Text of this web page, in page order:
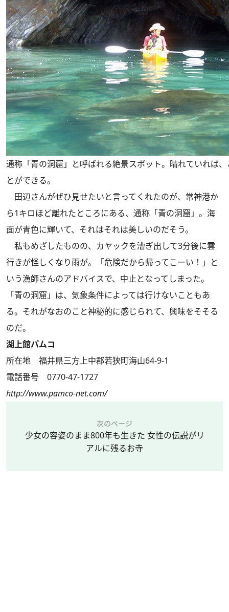
通称「青の洞窟」と呼ばれる絶景スポット。晴れていれば
とができる。
田辺さんがぜひ見せたいと言ってくれたのが、常神港か
ら1キロほど離れたところにある、通称「青の洞窟」。海
面が青色に輝いて、それはそれは美しいのだそう。
私もめざしたものの、カヤックを漕ぎ出して3分後に雲
行きが怪しくなり雨が。「危険だから帰ってこーい！」と
いう漁師さんのアドバイスで、中止となってしまった。
「青の洞窟」は、気象条件によっては行けないこともあ
る。それがなおのこと神秘的に感じられて、興味をそそる
のだ。
湖上館パムコ
所在地 福井県三方上中郡若狭町海山64-9-1
電話番号 0770-47-1727
http://www.pamco-net.com/
次のページ
少女の容姿のまま800年も生きた 女性の伝説がリ
アルに残るお寺